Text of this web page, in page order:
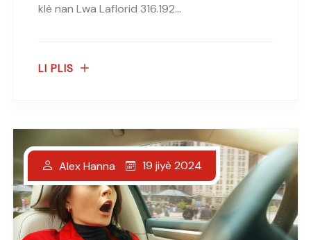
klè nan Lwa Laflorid 316.192...
LI PLIS
Alex Hanna 19 jiyè 2024